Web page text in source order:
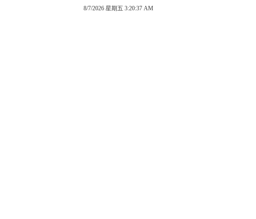
8/7/2026 星期五 3:20:37 AM